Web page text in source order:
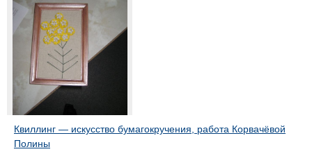
Квиллинг — искусство бумагокручения, работа Корвачёвой
Полины